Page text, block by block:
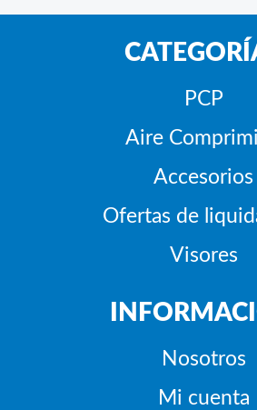
PCP
Aire
Accesorios
Ofertas de
Visores
Nosotros
Mi cuenta